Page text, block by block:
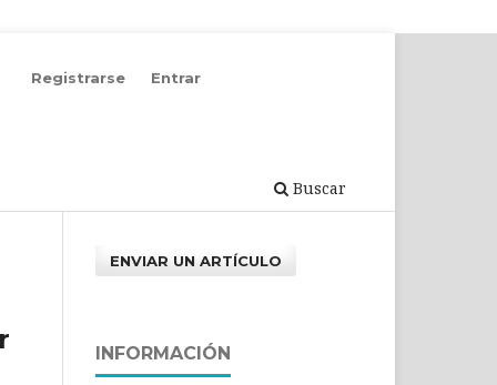
Buscar
Registrarse Entrar
ENVIAR UN ARTÍCULO
INFORMACIÓN